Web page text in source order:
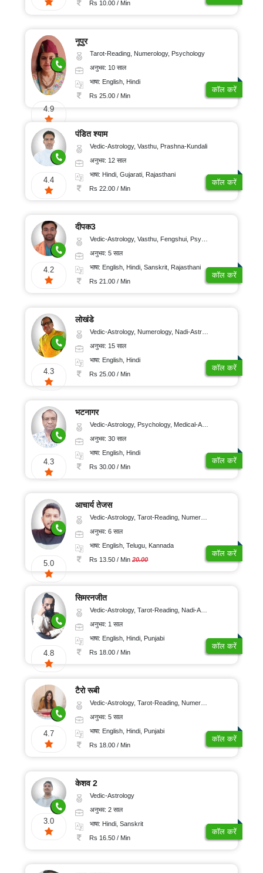
Rs 10.00 / Min
4.9
नूपुर
Tarot-Reading, Numerology, Psychology
अनुभव: 10 साल
भाषा: English, Hindi
Rs 25.00 / Min
कॉल करें
4.4
पंडित श्याम
Vedic-Astrology, Vasthu, Prashna-Kundali
अनुभव: 12 साल
भाषा: Hindi, Gujarati, Rajasthani
Rs 22.00 / Min
कॉल करें
4.2
दीपक3
Vedic-Astrology, Vasthu, Fengshui, Psychology, Medical-Astrology
अनुभव: 5 साल
भाषा: English, Hindi, Sanskrit, Rajasthani
Rs 21.00 / Min
कॉल करें
4.3
लोखंडे
Vedic-Astrology, Numerology, Nadi-Astrology, Psychology
अनुभव: 15 साल
भाषा: English, Hindi
Rs 25.00 / Min
कॉल करें
4.3
भटनागर
Vedic-Astrology, Psychology, Medical-Astrology
अनुभव: 30 साल
भाषा: English, Hindi
Rs 30.00 / Min
कॉल करें
5.0
आचार्य तेजस
Vedic-Astrology, Tarot-Reading, Numerology, Vasthu, Fengshui, Nadi-Astrology, Psychology, Medical-Astrology, Tree-Astrology, Prashna-Kundali
अनुभव: 6 साल
भाषा: English, Telugu, Kannada
Rs 13.50 / Min20.00
कॉल करें
4.8
सिमरनजीत
Vedic-Astrology, Tarot-Reading, Nadi-Astrology, Psychology, Prashna-Kundali
अनुभव: 1 साल
भाषा: English, Hindi, Punjabi
Rs 18.00 / Min
कॉल करें
4.7
टैरो रूबी
Vedic-Astrology, Tarot-Reading, Numerology
अनुभव: 5 साल
भाषा: English, Hindi, Punjabi
Rs 18.00 / Min
कॉल करें
3.0
केशव 2
Vedic-Astrology
अनुभव: 2 साल
भाषा: Hindi, Sanskrit
Rs 16.50 / Min
कॉल करें